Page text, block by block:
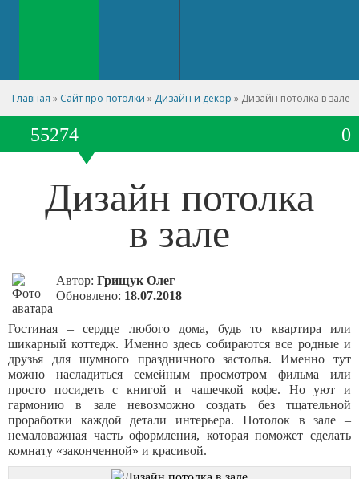
Главная » Сайт про потолки » Дизайн и декор » Дизайн потолка в зале
55274 0
Дизайн потолка
в зале
Автор: Грищук Олег
Обновлено: 18.07.2018
Гостиная – сердце любого дома, будь то квартира или
шикарный коттедж. Именно здесь собираются все родные и
друзья для шумного праздничного застолья. Именно тут
можно насладиться семейным просмотром фильма или
просто посидеть с книгой и чашечкой кофе. Но уют и
гармонию в зале невозможно создать без тщательной
проработки каждой детали интерьера. Потолок в зале –
немаловажная часть оформления, которая поможет сделать
комнату «законченной» и красивой.